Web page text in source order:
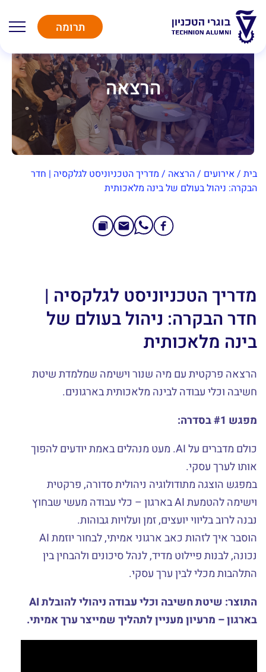
תרומה
הרצאה
בית /אירועים /הרצאה / מדריך הטכניוניסט לגלקסיה | חדר
הבקרה: ניהול בעולם של בינה מלאכותית
מדריך הטכניוניסט לגלקסיה |
חדר הבקרה: ניהול בעולם של
בינה מלאכותית
הרצאה פרקטית עם מיה שנור וישימה שמלמדת שיטת
חשיבה וכלי עבודה לבינה מלאכותית בארגונים.
מפגש #1 בסדרה:
כולם מדברים על AI. מעט מנהלים באמת יודעים להפוך
אותו לערך עסקי.
במפגש הוצגה מתודולוגיה ניהולית סדורה, פרקטית
וישימה להטמעת AI בארגון – כלי עבודה מעשי שבחוץ
נבנה לרוב בליווי יועצים, זמן ועלויות גבוהות.
הוסבר איך לזהות כאב ארגוני אמיתי, לבחור יוזמת AI
נכונה, לבנות פיילוט מדיד, לנהל סיכונים ולהבחין בין
התלהבות מכלי לבין ערך עסקי.
התוצר: שיטת חשיבה וכלי עבודה ניהולי להובלת AI
בארגון – מרעיון מעניין לתהליך שמייצר ערך אמיתי.